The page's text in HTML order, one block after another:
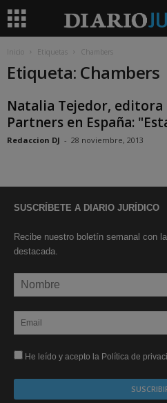
Inicio Etiquetas Chambers
Etiqueta: Chambers
Natalia Tejedor, editora
Partners en España:
Redaccion DJ - 28 noviembre, 2013
SUSCRÍBETE A DIARIO JURÍDICO
Recibe nuestro boletín semanal con
destacada.
He leído y acepto la Política de